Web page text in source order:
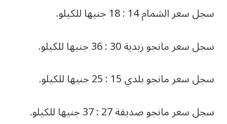
سجل سعر الشمام 14 : 18 جنيها للكيلو.
سجل سعر مانجو زبدية 30 : 36 جنيها للكيلو.
سجل سعر مانجو بلدي 15 : 25 جنيها للكيلو.
سجل سعر مانجو صديقة 27 : 37 جنيها للكيلو.